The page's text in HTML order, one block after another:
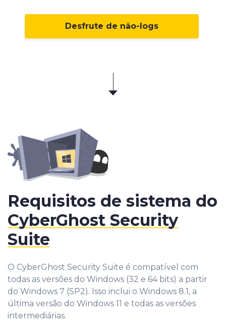
Desfrute de não-logs
Requisitos de sistema do
CyberGhost Security
Suite
O CyberGhost Security Suite é compatível com
todas as versões do Windows (32 e 64 bits) a partir
do Windows 7 (SP2). Isso inclui o Windows 8.1, a
última versão do Windows 11 e todas as versões
intermediárias.